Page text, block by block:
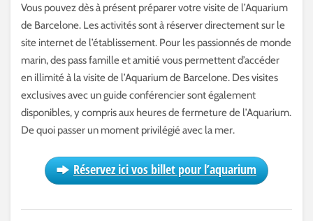
Vous pouvez dès à présent préparer votre visite de l’Aquarium
de Barcelone. Les activités sont à réserver directement sur le
site internet de l’établissement. Pour les passionnés de monde
marin, des pass famille et amitié vous permettent d’accéder
en illimité à la visite de l’Aquarium de Barcelone. Des visites
exclusives avec un guide conférencier sont également
disponibles, y compris aux heures de fermeture de l’Aquarium.
De quoi passer un moment privilégié avec la mer.
Réservez ici vos billet pour l’aquarium